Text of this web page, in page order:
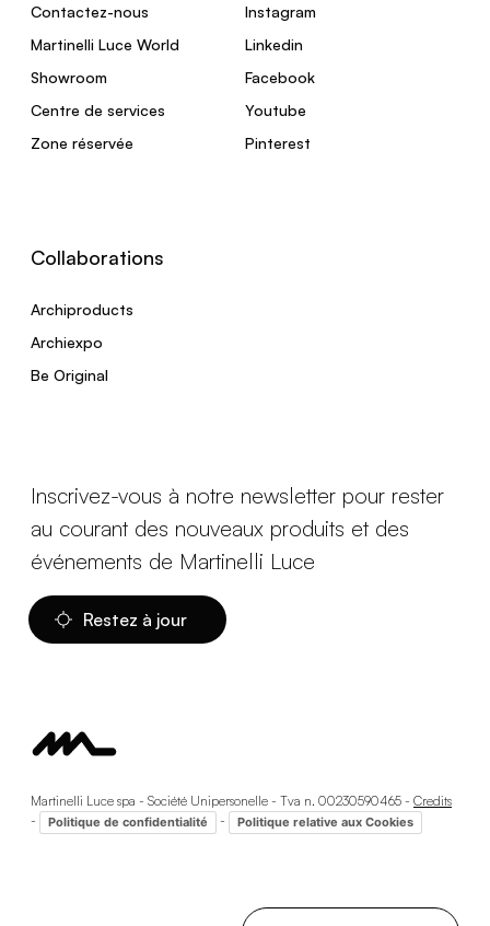
Contactez-nous
Martinelli Luce World
Showroom
Centre de services
Zone réservée
Instagram
Linkedin
Facebook
Youtube
Pinterest
Collaborations
Archiproducts
Archiexpo
Be Original
Inscrivez-vous à notre newsletter pour rester
au courant des nouveaux produits et des
événements de Martinelli Luce
Restez à jour
Martinelli Luce spa - Société Unipersonelle - Tva n. 00230590465 - Credits
-
Politique de confidentialité - Politique relative aux Cookies